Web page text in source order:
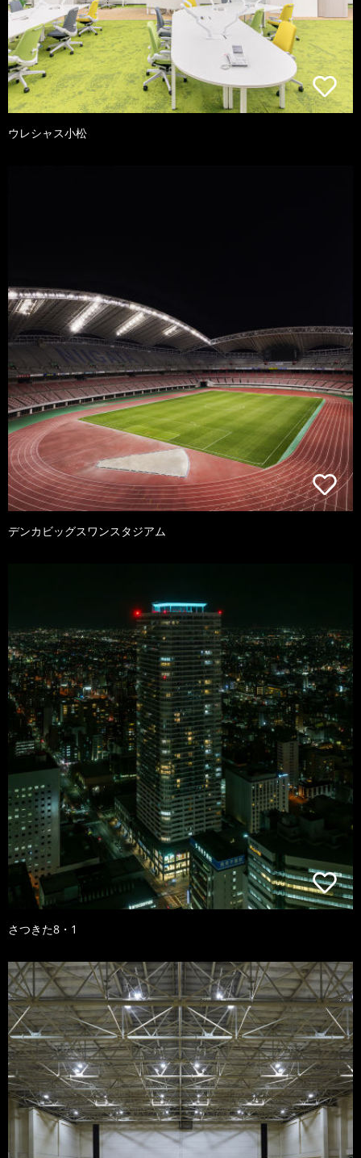
ウレシャス小松
デンカビッグスワンスタジアム
さつきた8・1